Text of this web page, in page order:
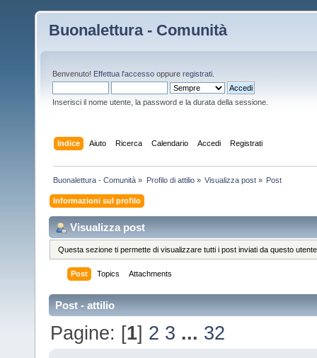
Buonalettura - Comunità
Benvenuto! Effettua l'accesso oppure registrati
Inserisci il nome utente, la password e la durata della sessione.
Indice Aiuto Ricerca Calendario Accedi Registrati
Buonalettura - Comunità » Profilo di attilio» Visualizza post» Post
Informazioni sul profilo
Visualizza post
Questa sezione ti permette di visualizzare tutti i post inviati da questo
Post Topics Attachments
Post - attilio
Pagine: [1] 2 3 ... 32